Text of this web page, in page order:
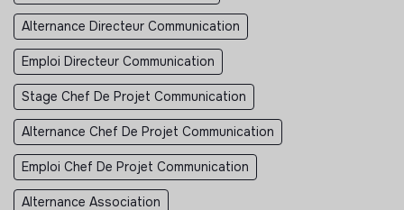
Alternance Directeur Communication
Emploi Directeur Communication
Stage Chef De Projet Communication
Alternance Chef De Projet Communication
Emploi Chef De Projet Communication
Alternance Association